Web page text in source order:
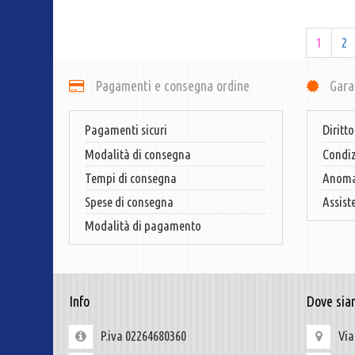
1 2
Pagamenti e consegna ordine
Pagamenti sicuri
Modalità di consegna
Tempi di consegna
Spese di consegna
Modalità di pagamento
Diritto
Info
P.iva 02264680360
Dove